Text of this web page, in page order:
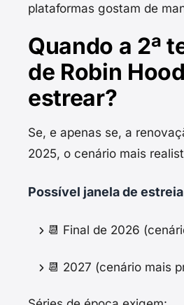
plataformas gostam de
Quando a 2ª
de Robin
estrear?
Se, e apenas se, a
2025, o cenário mais
Possível janela de estreia
📆 Final de 2026
📆 2027 (cenário mais